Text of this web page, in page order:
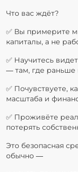
Что вас ждёт?
✅ Вы примерите
капиталы, а не
✅ Научитесь
— там, где раньше
✅ Почувствуете,
масштаба и
✅ Проживёте
потерять
Это безопасная
обычно —